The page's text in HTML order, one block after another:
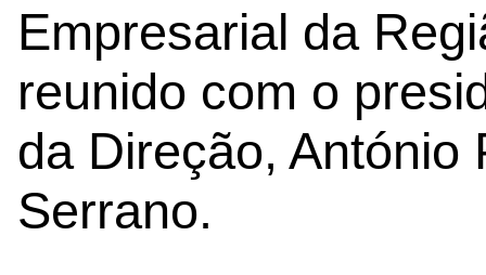
Empresarial da
reunido com o
da Direção, António
Serrano.